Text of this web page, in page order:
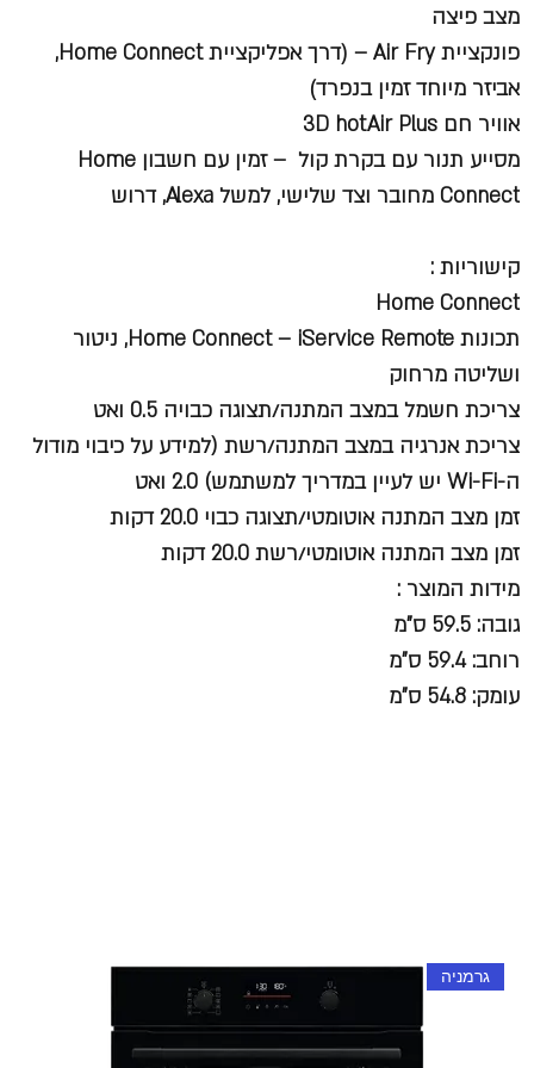
מצב פיצה
פונקציית Air Fry – (דרך אפליקציית Home Connect,
אביזר מיוחד זמין בנפרד)
אוויר חם 3D hotAir Plus
מסייע תנור עם בקרת קול – זמין עם חשבון Home
Connect מחובר וצד שלישי, למשל Alexa, דרוש
קישוריות :
Home Connect
תכונות Home Connect – iService Remote, ניטור
ושליטה מרחוק
צריכת חשמל במצב המתנה/תצוגה כבויה 0.5 ואט
צריכת אנרגיה במצב המתנה/רשת (למידע על כיבוי מודול
ה-Wi-Fi יש לעיין במדריך למשתמש) 2.0 ואט
זמן מצב המתנה אוטומטי/תצוגה כבוי 20.0 דקות
זמן מצב המתנה אוטומטי/רשת 20.0 דקות
מידות המוצר :
גובה: 59.5 ס”מ
רוחב: 59.4 ס”מ
עומק: 54.8 ס”מ
גרמניה